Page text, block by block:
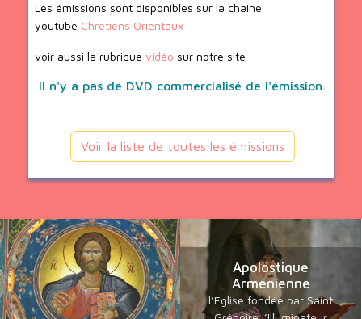
Les émissions sont disponibles sur la chaine
youtube Chrétiens Orientaux
voir aussi la rubrique vidéo sur notre site
Il n'y a pas de DVD commercialisé de l'émission.
Voir la liste de toutes les émissions
Apolostique
Arménienne
l’Eglise fondée par Saint